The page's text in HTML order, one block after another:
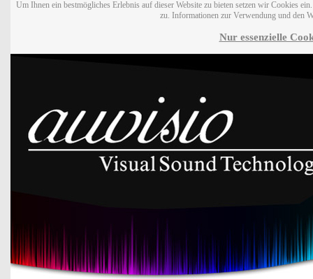
Um Ihnen ein bestmögliches Erlebnis auf dieser Website zu bieten setzen wir Cookies
zu. Informationen zur Verwendung und den
Nur essenzielle